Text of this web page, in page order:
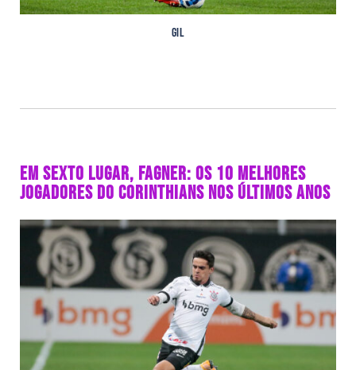
Gil
EM SEXTO LUGAR, FAGNER: OS 10 MELHORES
JOGADORES DO CORINTHIANS NOS ÚLTIMOS ANOS